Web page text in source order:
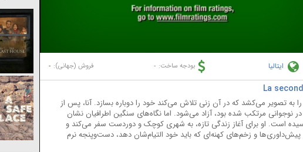
ایتالیا بودجه ساخت: - فروش (جهانی): -
را به تصویر می‌کشد که در آن زنی تلاش می‌کند خود را دوباره بسازد. آنا، پس از
که در نوجوانی مرتکب شده بود، آزاد می‌شود. اما نگاه‌های سنگین اطرافیان نشان
است. او برای آغاز زندگی تازه، به شهری کوچک و دوردست سفر می‌کند و
و زخم‌های کهنه‌ای که باید خود التیام‌شان دهد، دست‌وپنجه نرم